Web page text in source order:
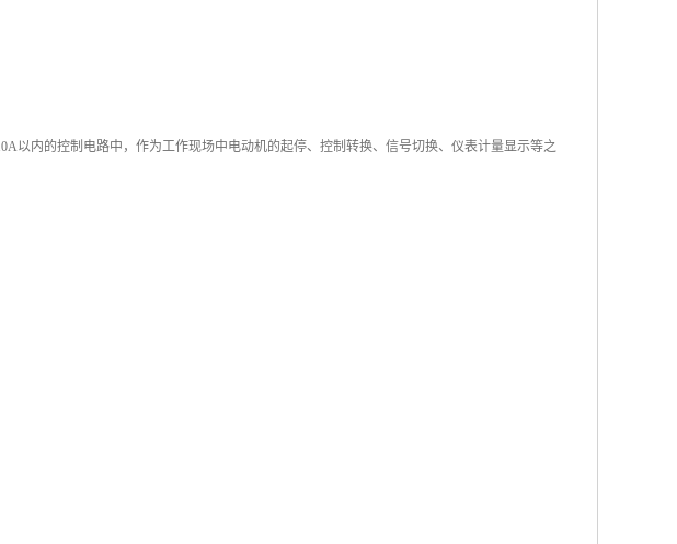
以内的控制电路中，作为工作现场中电动机的起停、控制转换、信号切换、仪表计量显示等之